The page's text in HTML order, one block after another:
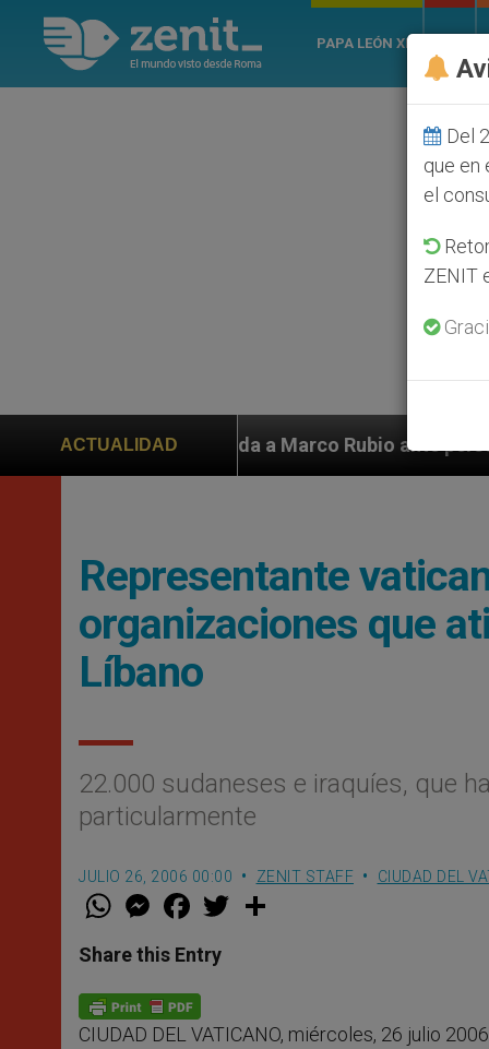
PAPA LEÓN XIV
ACTUALIDAD
ayuda a Marco Rubio ante persecución de
Representante
organizaciones que
Líbano
22.000 sudaneses e iraquíes, que
particularmente
JULIO 26, 2006 00:00 ZENIT STAFF CIUDAD DEL
W
t
s
p
p
M
e
s
e
g
e
r
F
a
e
b
o
k
w
Share this Entry
CIUDAD DEL VATICANO, miércoles, 26 julio
Del
que en
el
ZENIT